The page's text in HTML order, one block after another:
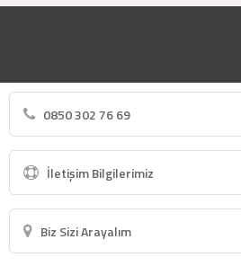
0850 302 76 69
İletişim Bilgilerimiz
Biz Sizi Arayalım